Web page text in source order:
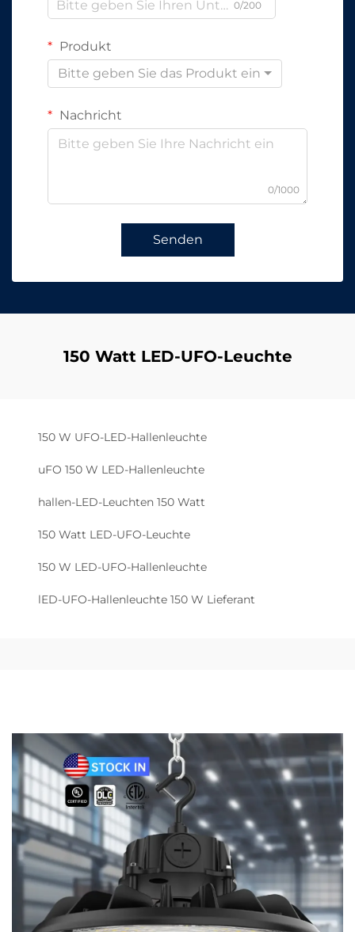
0/200
Produkt
Bitte geben Sie das Produkt ein
Nachricht
0/1000
Senden
150 Watt LED-UFO-Leuchte
150 W UFO-LED-Hallenleuchte
uFO 150 W LED-Hallenleuchte
hallen-LED-Leuchten 150 Watt
150 Watt LED-UFO-Leuchte
150 W LED-UFO-Hallenleuchte
lED-UFO-Hallenleuchte 150 W Lieferant